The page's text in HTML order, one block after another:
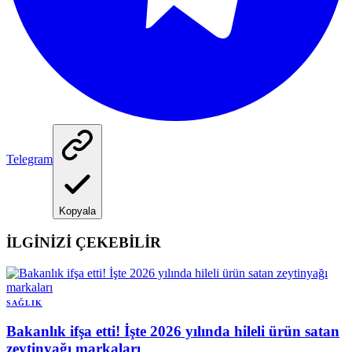
Telegram
Kopyala
İLGİNİZİ ÇEKEBİLİR
SAĞLIK
Bakanlık ifşa etti! İşte 2026 yılında hileli ürün satan